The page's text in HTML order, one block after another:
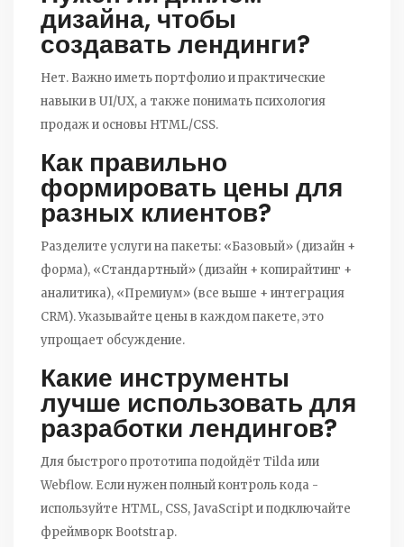
дизайна, чтобы
создавать лендинги?
Нет. Важно иметь портфолио и практические
навыки в UI/UX, а также понимать психология
продаж и основы HTML/CSS.
Как правильно
формировать цены для
разных клиентов?
Разделите услуги на пакеты: «Базовый» (дизайн +
форма), «Стандартный» (дизайн + копирайтинг +
аналитика), «Премиум» (все выше + интеграция
CRM). Указывайте цены в каждом пакете, это
упрощает обсуждение.
Какие инструменты
лучше использовать для
разработки лендингов?
Для быстрого прототипа подойдёт Tilda или
Webflow. Если нужен полный контроль кода -
используйте HTML, CSS, JavaScript и подключайте
фреймворк Bootstrap.